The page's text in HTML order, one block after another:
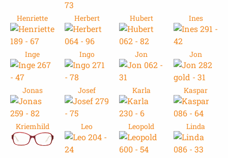
Henriette Herbert Hubert Ines
Inge Ingo Jon Jon
Jonas Josef Karla Kaspar
Kriemhild Leo Leopold Linda